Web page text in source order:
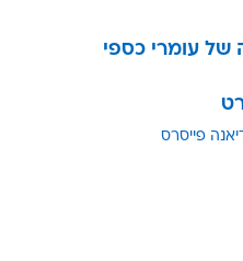
עומרי כספי
פייסרס